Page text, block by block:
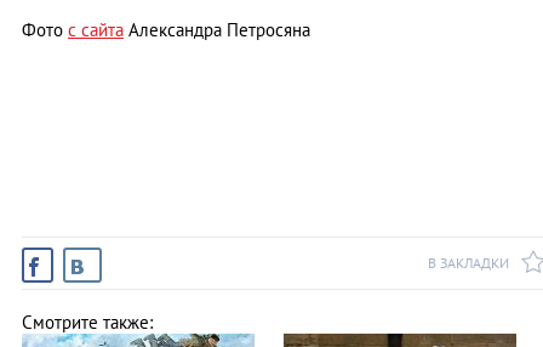
Фото с сайта Александра Петросяна
В ЗАКЛАДКИ
Смотрите также: